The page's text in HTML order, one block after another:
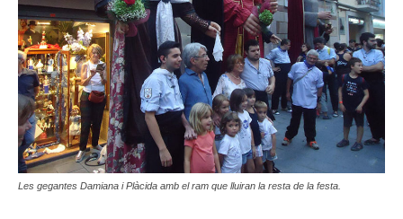
Les gegantes Damiana i Plàcida amb el ram que lluiran la resta de la festa.